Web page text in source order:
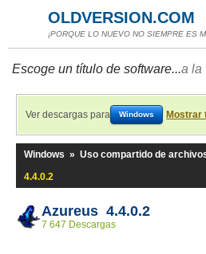
OLDVERSION.COM
¡PORQUE LO NUEVO NO SIEMPRE ES
Escoge un título de software...a la
Ver descargas para Windows Mostrar
Windows » Uso compartido de
4.4.0.2
Azureus 4.4.0.2
7 647 Descargas